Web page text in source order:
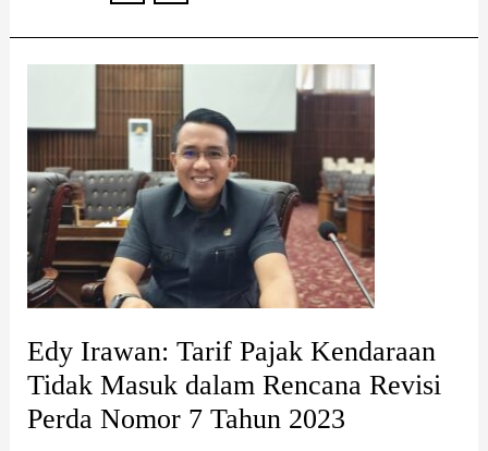
Edy Irawan: Tarif Pajak Kendaraan
Tidak Masuk dalam Rencana Revisi
Perda Nomor 7 Tahun 2023
Tarif
Pajak
Kendaraan
Tidak
Masuk
dalam
Rencana
Perda
Nomor
7